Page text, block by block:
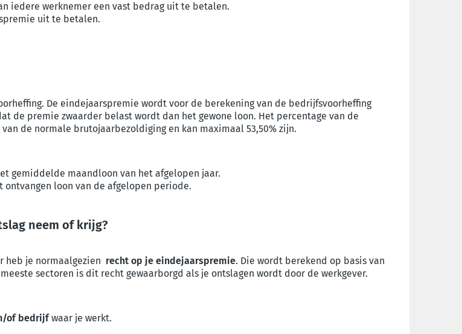
iedere werknemer een vast bedrag uit te betalen.
uit te betalen.
De eindejaarspremie wordt voor de berekening van de bedrijfsvoorheffing
de premie zwaarder belast wordt dan het gewone loon. Het percentage van de
de normale brutojaarbezoldiging en kan maximaal 53,50% zijn.
gemiddelde maandloon van het afgelopen jaar.
loon van de afgelopen periode.
neem of krijg?
heb je normaalgezien recht op je eindejaarspremie. Die wordt berekend op basis van
sectoren is dit recht gewaarborgd als je ontslagen wordt door de werkgever.
of bedrijfwaar je werkt.